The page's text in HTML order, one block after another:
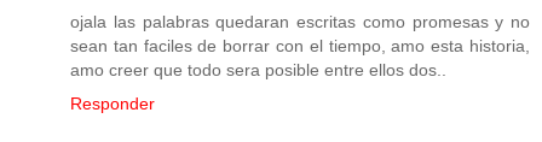
ojala las palabras quedaran escritas como promesas y no
sean tan faciles de borrar con el tiempo, amo esta historia,
amo creer que todo sera posible entre ellos dos..
Responder